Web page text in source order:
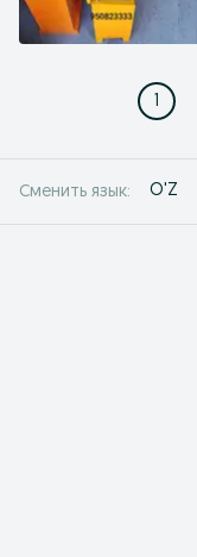
1
Сменить язык: O'Z